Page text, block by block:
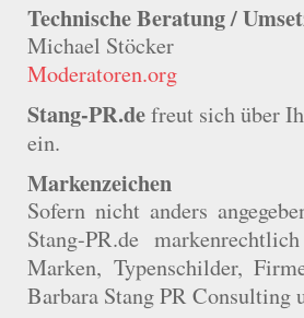
Technische Beratung /
Michael Stöcker
Moderatoren.org
Stang-PR.defreut sich über
ein.
Markenzeichen
Sofern nicht anders
Stang-PR.de
Marken, Typenschilder,
Barbara Stang PR Consulting